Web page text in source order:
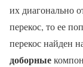
их диагонально
перекос, то ее
перекос найден
доборные